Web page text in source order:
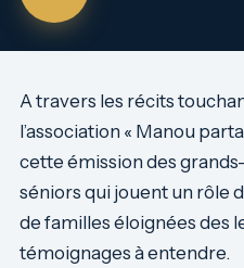
A travers les récits
l’association « Manou
cette émission des
séniors qui jouent un rôle
de familles éloignées des
témoignages à entendre.